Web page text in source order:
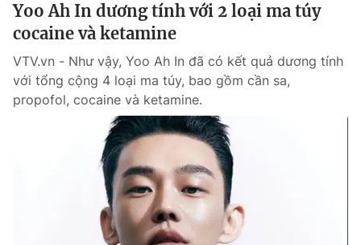
Yoo Ah In dương tính với 2 loại ma túy
cocaine và ketamine
VTV.vn - Như vậy, Yoo Ah In đã có kết quả dương tính
với tổng cộng 4 loại ma túy, bao gồm cần sa,
propofol, cocaine và ketamine.